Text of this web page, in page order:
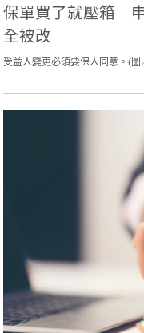
保單買了就壓箱
全被改
受益人變更必須要保人同意。(